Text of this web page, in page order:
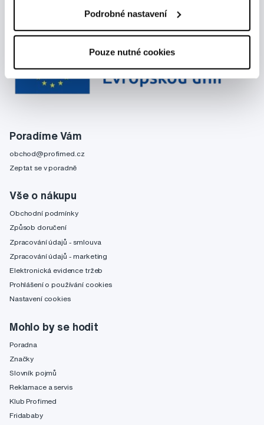
Podrobné nastavení
Pouze nutné cookies
Poradíme Vám
obchod@profimed.cz
Zeptat se v poradně
Vše o nákupu
Obchodní podmínky
Způsob doručení
Zpracování údajů - smlouva
Zpracování údajů - marketing
Elektronická evidence tržeb
Prohlášení o používání cookies
Nastavení cookies
Mohlo by se hodit
Poradna
Značky
Slovník pojmů
Reklamace a servis
Klub Profimed
Fridababy